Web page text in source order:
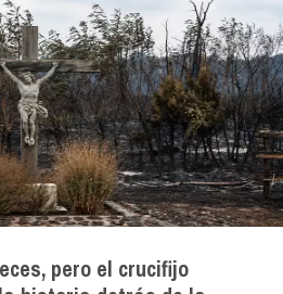
pero el crucifijo